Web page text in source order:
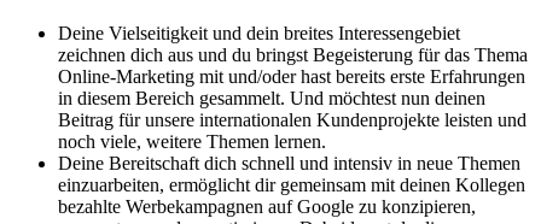
Deine Vielseitigkeit und dein breites Interessengebiet
zeichnen dich aus und du bringst Begeisterung für das Thema
Online-Marketing mit und/oder hast bereits erste Erfahrungen
in diesem Bereich gesammelt. Und möchtest nun deinen
Beitrag für unsere internationalen Kundenprojekte leisten und
noch viele, weitere Themen lernen.
Deine Bereitschaft dich schnell und intensiv in neue Themen
einzuarbeiten, ermöglicht dir gemeinsam mit deinen Kollegen
bezahlte Werbekampagnen auf Google zu konzipieren,